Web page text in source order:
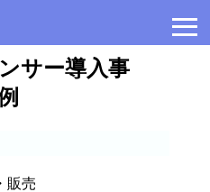
≡
サー導入事
販売